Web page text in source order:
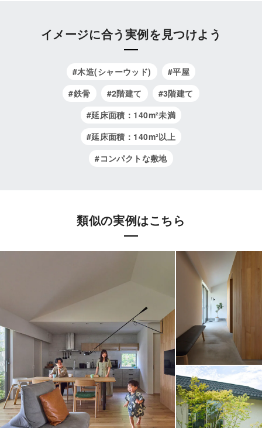
イメージに合う実例を見つけよう
#木造(シャーウッド)
#平屋
#鉄骨
#2階建て
#3階建て
#延床面積：140m²未満
#延床面積：140m²以上
#コンパクトな敷地
類似の実例はこちら